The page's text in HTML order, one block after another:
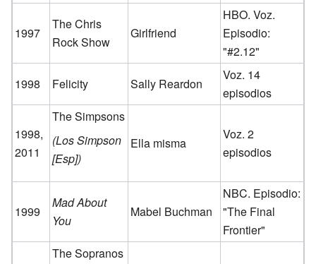
1997
The Chris
Rock Show
Girlfriend
HBO. Voz.
Episodio:
"#2.12"
1998
Felicity Sally Reardon
Voz. 14
episodios
1998,
2011
The Simpsons
(Los Simpson
[Esp])
Ella misma
Voz. 2
episodios
1999
Mad About
You
Mabel Buchman
NBC. Episodio:
"The Final
Frontier"
The Sopranos